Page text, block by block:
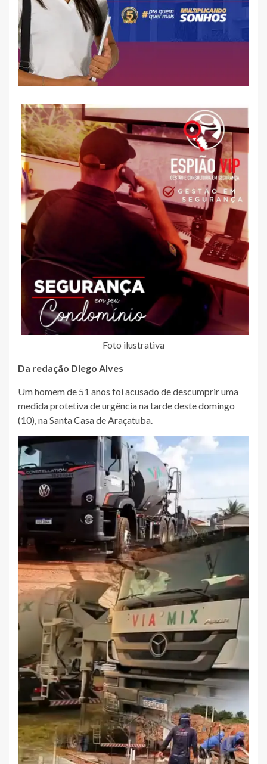
Foto ilustrativa
Da redação Diego Alves
Um homem de 51 anos foi acusado de descumprir uma
medida protetiva de urgência na tarde deste domingo
(10), na Santa Casa de Araçatuba.